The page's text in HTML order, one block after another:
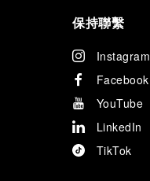
保持聯繫
Instagram
Facebook
YouTube
LinkedIn
TikTok